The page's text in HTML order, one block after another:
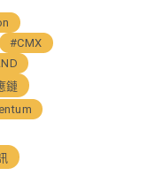
#CMX
鏈